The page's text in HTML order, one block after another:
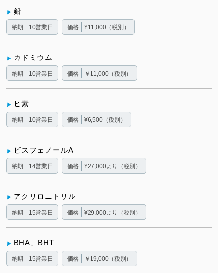
鉛
納期 10営業日 価格 ¥11,000（税別）
カドミウム
納期 10営業日 価格 ￥11,000（税別）
ヒ素
納期 10営業日 価格 ¥6,500（税別）
ビスフェノールA
納期 14営業日 価格 ¥27,000より（税別）
アクリロニトリル
納期 15営業日 価格 ¥29,000より（税別）
BHA、BHT
納期 15営業日 価格 ￥19,000（税別）